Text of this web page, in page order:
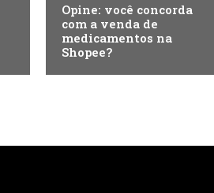
Opine: você concorda
com a venda de
medicamentos na
Shopee?